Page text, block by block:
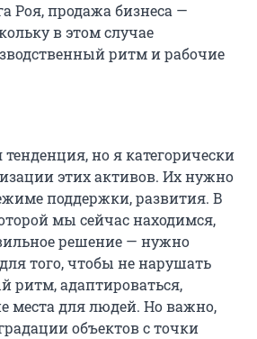
Роя, продажа бизнеса —
в этом случае
ритм и рабочие
но я категорически
этих активов. Их нужно
поддержки, развития. В
мы сейчас находимся,
решение — нужно
того, чтобы не нарушать
ритм, адаптироваться,
места для людей. Но важно,
объектов с точки